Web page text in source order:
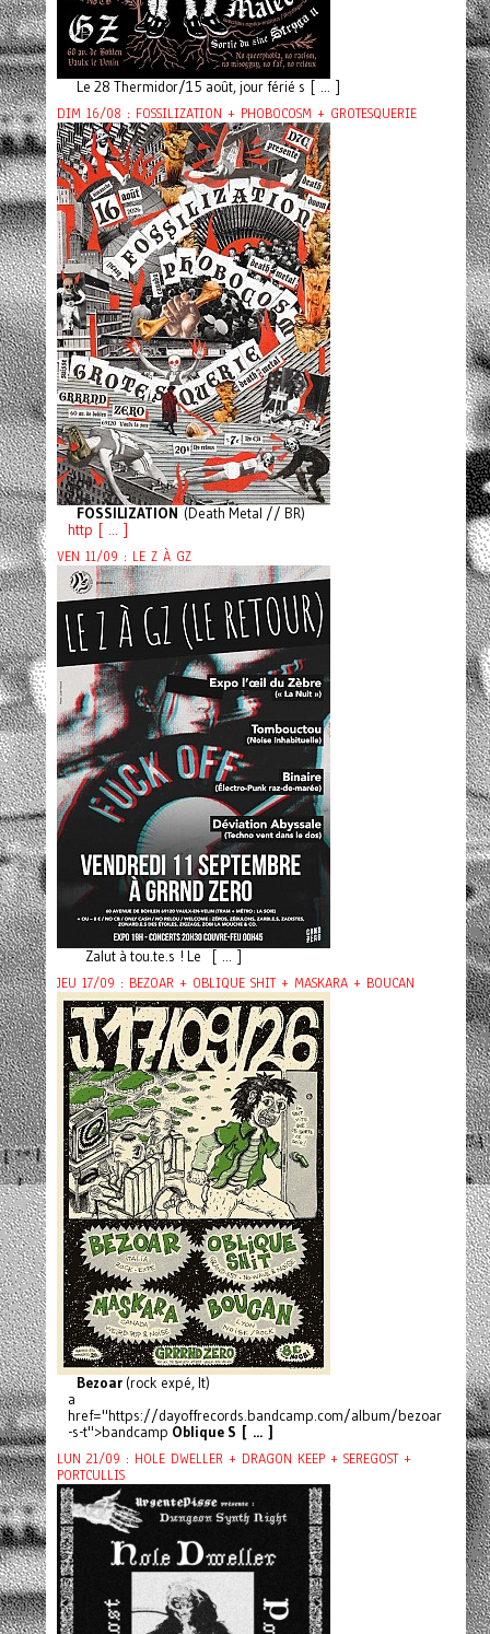
Le 28 Thermidor/15 août, jour férié s [ ... ]
DIM 16/08 : FOSSILIZATION + PHOBOCOSM + GROTESQUERIE
FOSSILIZATION (Death Metal // BR)
http [ ... ]
VEN 11/09 : LE Z À GZ
Zalut à tou.te.s ! Le [ ... ]
JEU 17/09 : BEZOAR + OBLIQUE SHIT + MASKARA + BOUCAN
Bezoar(rock expé, It)
a
href="https://dayoffrecords.bandcamp.com/album/bezoar
-s-t">bandcamp Oblique S [ ... ]
LUN 21/09 : HOLE DWELLER + DRAGON KEEP + SEREGOST +
PORTCULLIS